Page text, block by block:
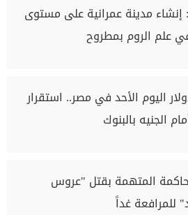
إنشاء مدينة عمرانية على مستوى
علم الروم بمطروح
اليوم الأحد في مصر.. استقرار
الجنيه بالبنوك
المتهمة بقتل "عروس
للمرافعة غداً